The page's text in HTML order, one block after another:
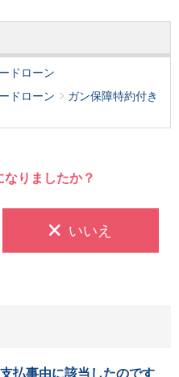
ドローン
ドローン
ガン保障特約付き
なりましたか？
いいえ
払事由に該当したのです